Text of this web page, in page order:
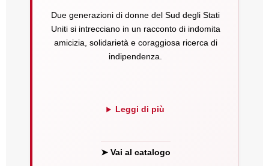
Due generazioni di donne del Sud degli Stati
Uniti si intrecciano in un racconto di indomita
amicizia, solidarietà e coraggiosa ricerca di
indipendenza.
Leggi di più
➤ Vai al catalogo